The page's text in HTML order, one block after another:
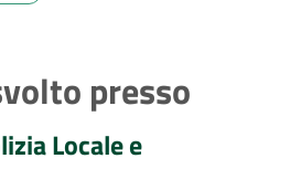
presso
Locale e